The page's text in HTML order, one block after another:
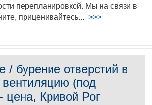
перепланировкой. Мы на связи в
приценивайтесь... >>>
/ бурение отверстий в
вентиляцию (под
цена, Кривой Рог